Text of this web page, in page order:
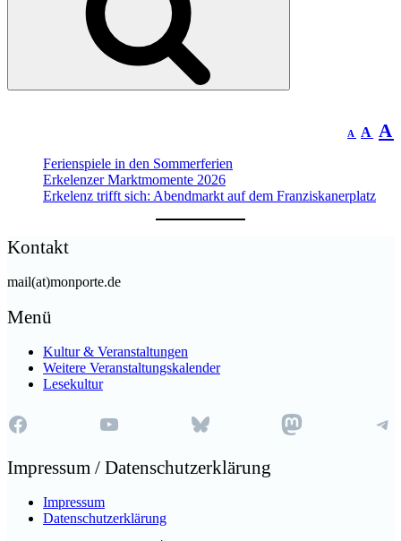
A
font
A A
Ferienspiele in den Sommerferien
Erkelenzer Marktmomente 2026
Erkelenz trifft sich: Abendmarkt auf dem Franziskanerplatz
Kontakt
mail(at)monporte.de
Menü
Kultur & Veranstaltungen
Weitere Veranstaltungskalender
Lesekultur
Facebook YouTube Bluesky Mastodon
Impressum / Datenschutzerklärung
Impressum
Datenschutzerklärung